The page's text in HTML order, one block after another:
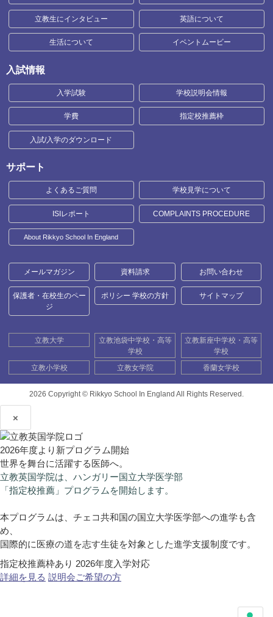
立教生にインタビュー 英語について
生活について イベントムービー
入試情報
入学試験 学校説明会情報
学費 指定校推薦枠
入試/入学のダウンロード
サポート
よくあるご質問 学校見学について
ISIレポート COMPLAINTS PROCEDURE
About Rikkyo School In England
メールマガジン 資料請求 お問い合わせ
保護者・在校生のペー
ジ
ポリシー 学校の方針 サイトマップ
立教大学
立教池袋中学校・高等
学校
立教新座中学校・高等
学校
立教小学校
立教女学院 香蘭女学校
2026 Copyright © Rikkyo School In England All Rights Reserved.
×
2026年度より新プログラム開始
世界を舞台に活躍する医師へ。
立教英国学院は、ハンガリー国立大学医学部
「指定校推薦」プログラムを開始します。
本プログラムは、チェコ共和国の国立大学医学部への進学も含
め、
国際的に医療の道を志す生徒を対象とした進学支援制度です。
指定校推薦枠あり 2026年度入学対応
詳細を見る 説明会ご希望の方